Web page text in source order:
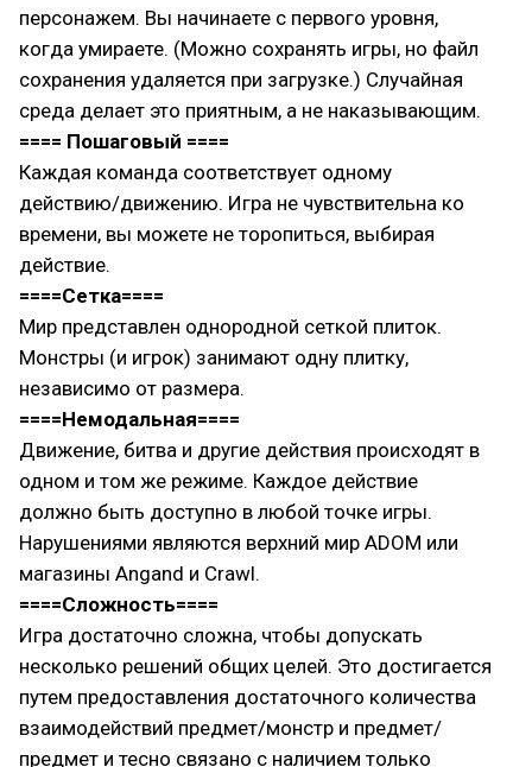
персонажем. Вы начинаете с первого уровня,
когда умираете. (Можно сохранять игры, но файл
сохранения удаляется при загрузке.) Случайная
среда делает это приятным, а не наказывающим.
==== Пошаговый ====
Каждая команда соответствует одному
действию/движению. Игра не чувствительна ко
времени, вы можете не торопиться, выбирая
действие.
====Сетка====
Мир представлен однородной сеткой плиток.
Монстры (и игрок) занимают одну плитку,
независимо от размера.
====Немодальная====
Движение, битва и другие действия происходят в
одном и том же режиме. Каждое действие
должно быть доступно в любой точке игры.
Нарушениями являются верхний мир ADOM или
магазины Angand и Crawl.
====Сложность====
Игра достаточно сложна, чтобы допускать
несколько решений общих целей. Это достигается
путем предоставления достаточного количества
взаимодействий предмет/монстр и предмет/
предмет и тесно связано с наличием только